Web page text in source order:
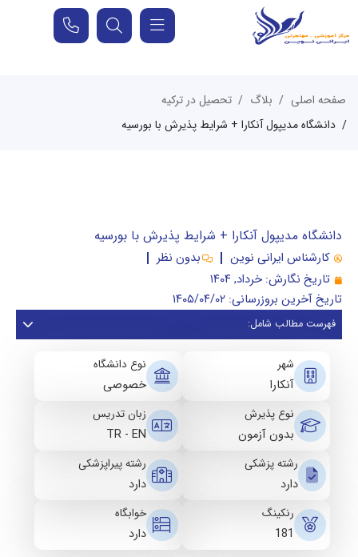
صفحه اصلی بلاگ
تحصیل در ترکیه
دانشگاه مدیپول آنکارا + شرایط پذیرش با بورسیه
دانشگاه مدیپول آنکارا + شرایط پذیرش با بورسیه
کارشناس ایرانی نوین
بدون نظر
تاریخ نگارش: خرداد, ۱۴۰۴
تاریخ آخرین بروزرسانی: ۱۴۰۵/۰۴/۰۲
فهرست مطالب شامل:
شهر
آنکارا
نوع دانشگاه
خصوصی
نوع پذیرش
بدون آزمون
زبان تدریس
TR - EN
رشته پزشکی
دارد
رشته پیراپزشکی
دارد
رنکینگ
181
خوابگاه
دارد